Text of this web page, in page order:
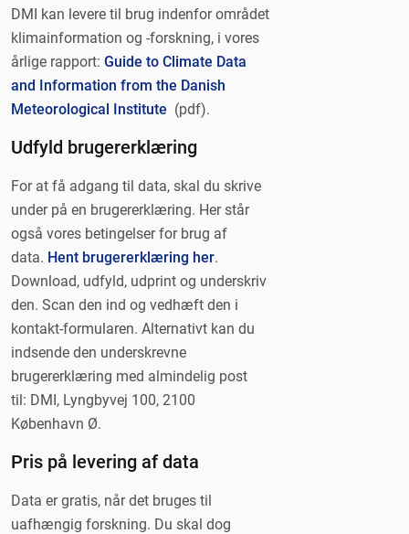
DMI kan levere til brug indenfor området
klimainformation og -forskning, i vores
årlige rapport: Guide to Climate Data
and Information from the Danish
Meteorological Institute (pdf).
Udfyld brugererklæring
For at få adgang til data, skal du skrive
under på en brugererklæring. Her står
også vores betingelser for brug af
data. Hent brugererklæring her.
Download, udfyld, udprint og underskriv
den. Scan den ind og vedhæft den i
kontakt-formularen. Alternativt kan du
indsende den underskrevne
brugererklæring med almindelig post
til: DMI, Lyngbyvej 100, 2100
København Ø.
Pris på levering af data
Data er gratis, når det bruges til
uafhængig forskning. Du skal dog